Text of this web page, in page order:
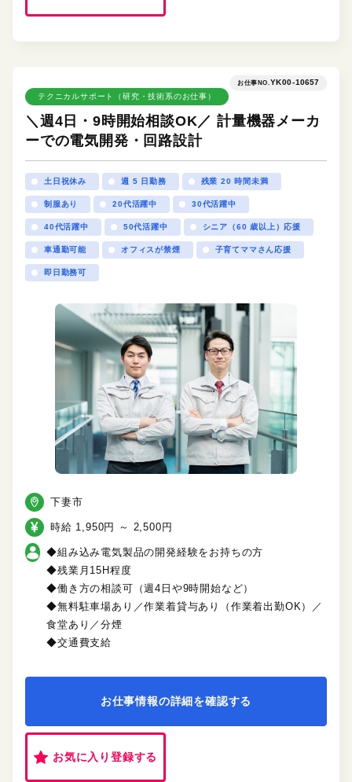
お仕事NO.YK00-10657
テクニカルサポート（研究・技術系のお仕事）
＼週4日・9時開始相談OK／ 計量機器メーカ
ーでの電気開発・回路設計
土日祝休み 週 5 日勤務 残業 20 時間未満
制服あり 20代活躍中 30代活躍中
40代活躍中 50代活躍中 シニア（60 歳以上）応援
車通勤可能 オフィスが禁煙 子育てママさん応援
即日勤務可
下妻市
時給 1,950円 ～ 2,500円
◆組み込み電気製品の開発経験をお持ちの方
◆残業月15H程度
◆働き方の相談可（週4日や9時開始など）
◆無料駐車場あり／作業着貸与あり（作業着出勤OK）／
食堂あり／分煙
◆交通費支給
お仕事情報の詳細を確認する
お気に入り登録する